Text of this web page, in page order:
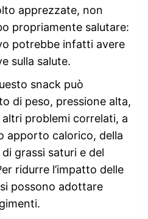
apprezzate, non
propriamente salutare:
potrebbe infatti avere
sulla salute.
snack può
di peso, pressione alta,
problemi correlati, a
apporto calorico, della
grassi saturi e del
ridurre l’impatto delle
possono adottare